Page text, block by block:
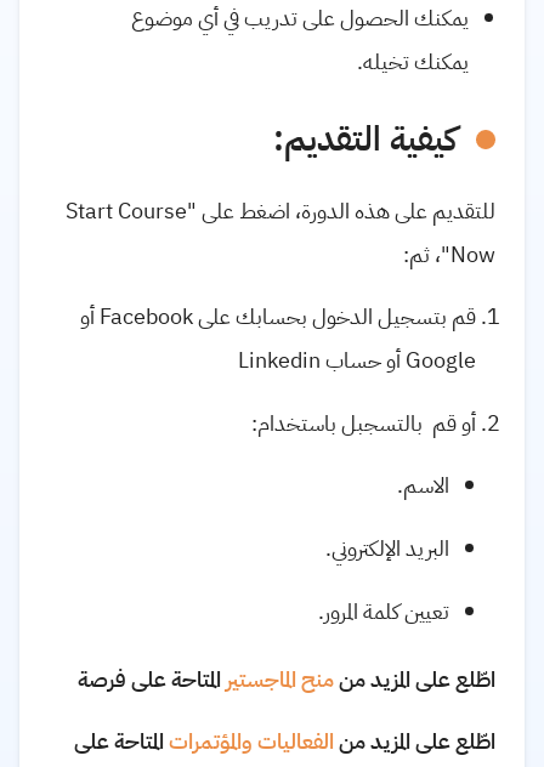
يمكنك الحصول على تدريب في أي موضوع
يمكنك تخيله.
كيفية التقديم:
للتقديم على هذه الدورة، اضغط على "Start Course
Now"، ثم:
قم بتسجيل الدخول بحسابك على Facebook أو
Google أو حساب Linkedin
أو قم بالتسجبل باستخدام:
الاسم.
البريد الإلكتروني.
تعيين كلمة المرور.
اطّلع على المزيد منمنح الماجستير المتاحة على فرصة
اطّلع على المزيد منالفعاليات والمؤتمراتالمتاحة على